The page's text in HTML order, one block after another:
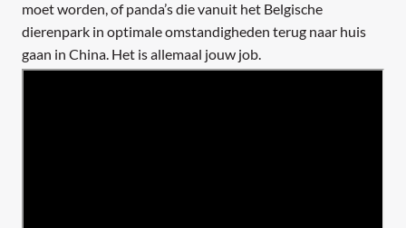
moet worden, of panda’s die vanuit het Belgische
dierenpark in optimale omstandigheden terug naar huis
gaan in China. Het is allemaal jouw job.